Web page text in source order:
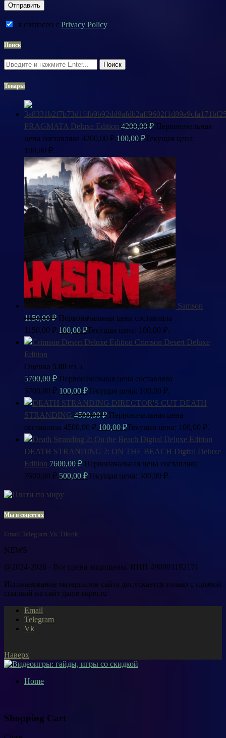
я согласен c Privacy Policy
Поиск
Поиск
Товары
PRAGMATA Deluxe Edition 4200,00₽ Первоначальная
цена составляла 4200,00 ₽.100,00 ₽Текущая цена:
100,00 ₽.
Samson
1150,00₽ Первоначальная цена составляла
1150,00 ₽.100,00 ₽Текущая цена: 100,00 ₽.
Crimson Desert Deluxe
Edition
Оценка 5.00 из 5
5700,00₽ Первоначальная цена составляла
5700,00 ₽.100,00 ₽Текущая цена: 100,00 ₽.
DEATH
STRANDING 4500,00₽ Первоначальная цена
составляла 4500,00 ₽.100,00 ₽Текущая цена: 100,00 ₽.
DEATH STRANDING 2: ON THE BEACH Digital Deluxe
Edition 7600,00₽ Первоначальная цена составляла
7600,00 ₽.500,00 ₽Текущая цена: 500,00 ₽.
Мы в соцсетях
Email Telegram Vk Tiktok
NEWS
@2024-2026 - Все права защищены. ИНН 490903192171
Использование материалов сайта допускается только с прямой
ссылкой на сайт game-super.ru
Email
Telegram
Vk
Наверх
Home
Shopping Cart